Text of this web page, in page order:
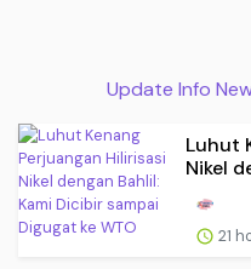
Update Info
Luhut
Nikel
21